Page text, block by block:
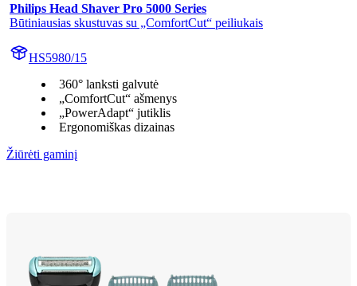
Philips Head Shaver Pro 5000 Series
Būtiniausias skustuvas su „ComfortCut“ peiliukais
HS5980/15
360° lanksti galvutė
„ComfortCut“ ašmenys
„PowerAdapt“ jutiklis
Ergonomiškas dizainas
Žiūrėti gaminį